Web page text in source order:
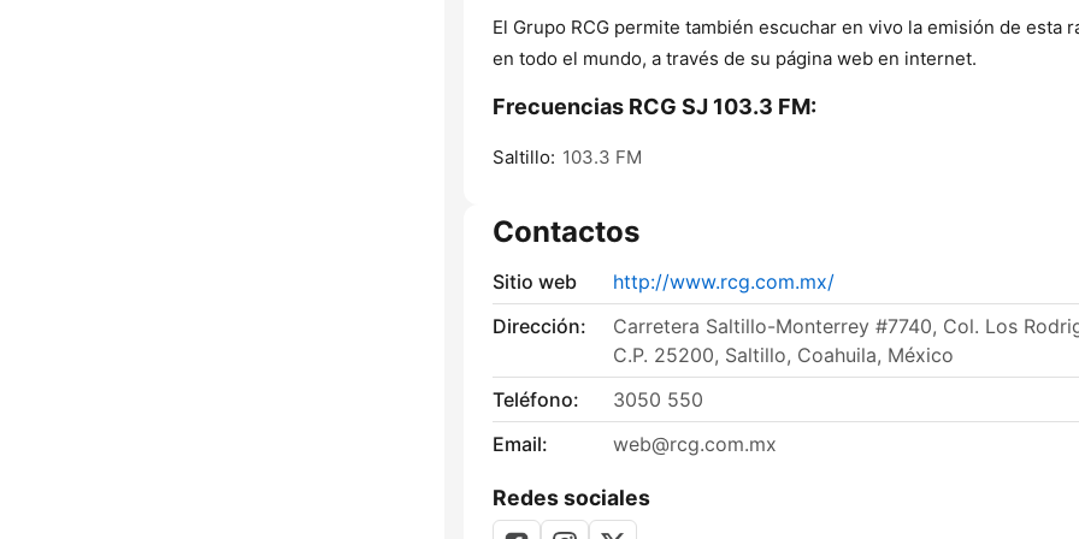
El Grupo RCG permite también escuchar en vivo la emisión de esta
en todo el mundo, a través de su página web en internet.
Frecuencias RCG SJ 103.3 FM:
Saltillo: 103.3 FM
Contactos
Sitio web
http://www.rcg.com.mx/
Dirección:
Carretera Saltillo-Monterrey #7740, Col. Los
C.P. 25200, Saltillo, Coahuila, México
Teléfono:
3050 550
Email:
web@rcg.com.mx
Redes sociales